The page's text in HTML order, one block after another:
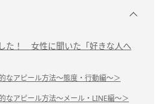
た！ 女性に聞いた「好きな人へ
なアピール方法～態度・行動編～＞
なアピール方法～メール・LINE編～＞